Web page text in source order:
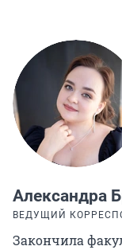
Александра
ВЕДУЩИЙ
Закончила